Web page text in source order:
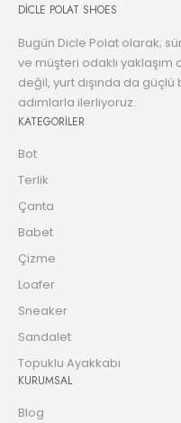
DİCLE POLAT SHOES
Bugün Dicle Polat olarak;
ve müşteri odaklı yaklaşım
değil, yurt dışında da
adımlarla ilerliyoruz.
KATEGORİLER
Bot
Terlik
Çanta
Babet
Çizme
Loafer
Sneaker
Sandalet
Topuklu Ayakkabı
KURUMSAL
Blog